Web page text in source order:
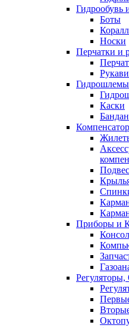
Гидрообувь
Боты
Носки
Перчатки и
Каски
Приборы и